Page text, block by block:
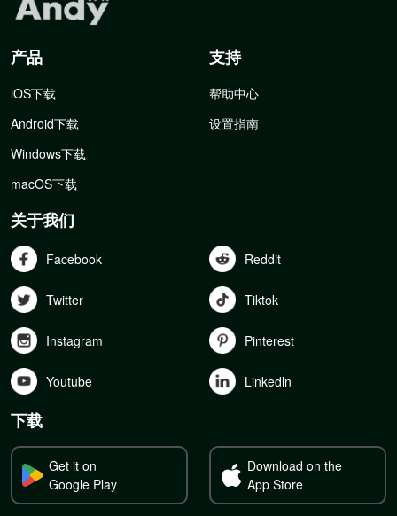
产品
iOS下载
Android下载
Windows下载
macOS下载
支持
帮助中心
设置指南
关于我们
Facebook Reddit
Twitter Tiktok
Instagram Pinterest
Youtube Linkedln
下载
Get it on
Google Play
Download on the
App Store